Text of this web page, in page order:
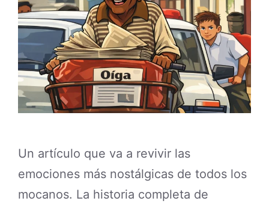
Un artículo que va a revivir las
emociones más nostálgicas de todos los
mocanos. La historia completa de